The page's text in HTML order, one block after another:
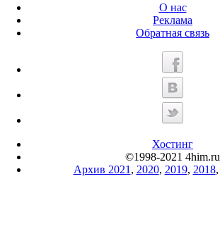
О нас
Реклама
Обратная связь
Хостинг
©1998-2021 4him.ru
Архив 2021 , 2020, 2019, 2018,